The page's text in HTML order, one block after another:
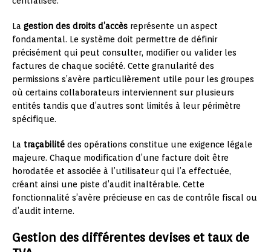
La gestion des droits d’accès représente un aspect
fondamental. Le système doit permettre de définir
précisément qui peut consulter, modifier ou valider les
factures de chaque société. Cette granularité des
permissions s’avère particulièrement utile pour les groupes
où certains collaborateurs interviennent sur plusieurs
entités tandis que d’autres sont limités à leur périmètre
spécifique.
La traçabilité des opérations constitue une exigence légale
majeure. Chaque modification d’une facture doit être
horodatée et associée à l’utilisateur qui l’a effectuée,
créant ainsi une piste d’audit inaltérable. Cette
fonctionnalité s’avère précieuse en cas de contrôle fiscal ou
d’audit interne.
Gestion des différentes devises et taux de